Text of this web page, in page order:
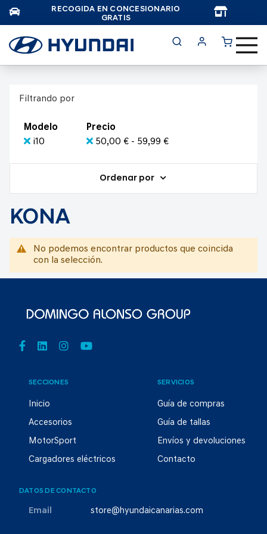
RECOGIDA EN CONCESIONARIO
GRATIS
Filtrando por
Modelo
i10
Precio
50,00 € - 59,99 €
Ordenar por
KONA
No podemos encontrar productos que coincida
con la selección.
SECCIONES
Inicio
Accesorios
MotorSport
Cargadores eléctricos
SERVICIOS
Guía de compras
Guía de tallas
Envíos y devoluciones
Contacto
DATOS DE CONTACTO
Email store@hyundaicanarias.com